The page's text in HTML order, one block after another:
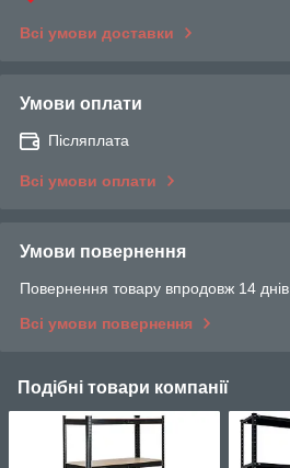
Всі умови доставки
Умови оплати
Післяплата
Всі умови оплати
Умови повернення
Повернення товару впродовж 14
Всі умови повернення
Подібні товари компанії